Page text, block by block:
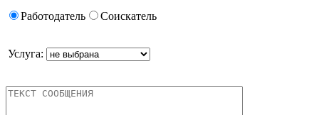
Работодатель Соискатель
Услуга: